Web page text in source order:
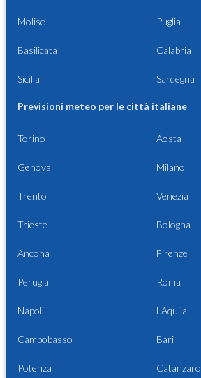
Molise Puglia
Basilicata Calabria
Sicilia Sardegna
Previsioni meteo per le città italiane
Torino Aosta
Genova Milano
Trento Venezia
Trieste Bologna
Ancona Firenze
Perugia Roma
Napoli L'Aquila
Campobasso Bari
Potenza Catanzaro